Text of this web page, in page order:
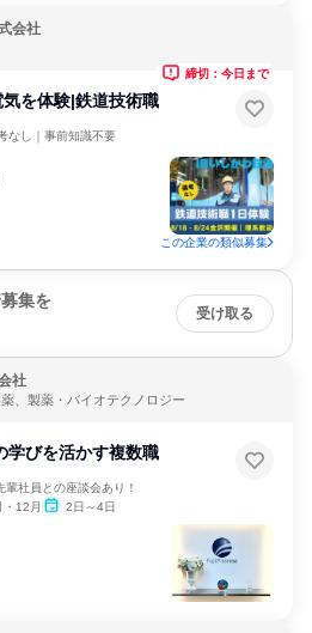
会社
を体験|鉄道技術職
なし｜事前知識不要
締切：今日まで
この企業の類似募集
集を
受け取る
社
、製薬・バイオテクノロジー
学びを活かす複数職
社員との座談会あり！
12月 2日～4日